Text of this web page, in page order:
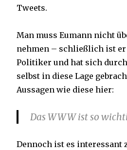
Tweets.
Man muss Eumann nicht
nehmen – schließlich ist
Politiker und hat sich
selbst in diese Lage
Aussagen wie diese hier:
Das WWW ist so
Dennoch ist es interessant